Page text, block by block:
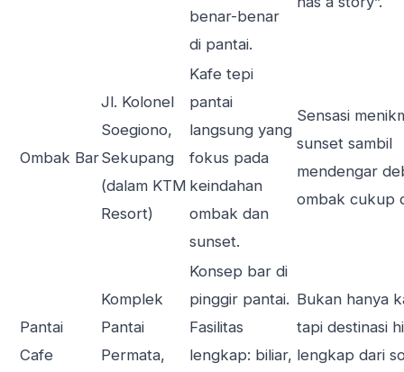
benar-benar
di pantai.
Ombak Bar
Jl. Kolonel
Soegiono,
Sekupang
(dalam KTM
Resort)
Kafe tepi
pantai
langsung yang
fokus pada
keindahan
ombak dan
sunset.
Sensasi
sunset sambil
mendengar
ombak cukup
Pantai
Cafe
Komplek
Pantai
Permata,
Konsep bar di
pinggir pantai.
Fasilitas
lengkap: biliar,
Bukan hanya
tapi destinasi
lengkap dari